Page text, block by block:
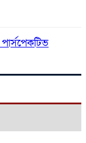
পার্সপেকটিভ